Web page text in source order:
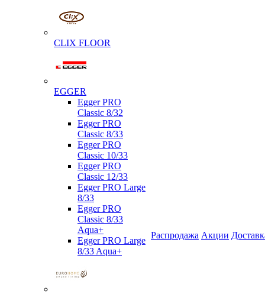
CLIX FLOOR
EGGER
Egger PRO
Classic 8/32
Egger PRO
Classic 8/33
Egger PRO
Classic 10/33
Egger PRO
Classic 12/33
Egger PRO Large
8/33
Egger PRO
Classic 8/33
Aqua+
Egger PRO Large
8/33 Aqua+
Распродажа Акции